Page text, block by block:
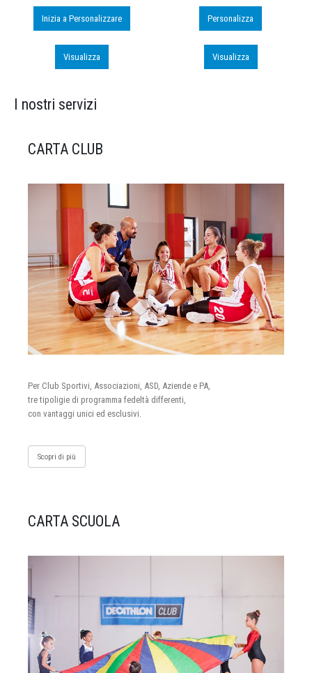
Inizia a Personalizzare
Visualizza
Personalizza
Visualizza
I nostri servizi
CARTA CLUB
Per Club Sportivi, Associazioni, ASD, Aziende e PA,
tre tipoligie di programma fedeltà differenti,
con vantaggi unici ed esclusivi.
Scopri di più
CARTA SCUOLA